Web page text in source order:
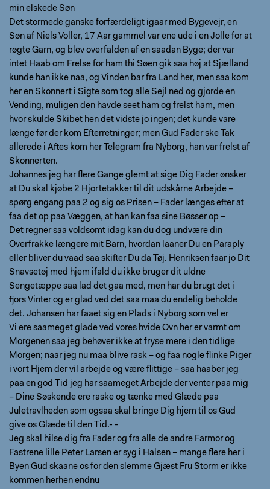
min elskede Søn
Det stormede ganske forfærdeligt igaar med Bygevejr, en
Søn af Niels Voller, 17 Aar gammel var ene ude i en Jolle for at
røgte Garn, og blev overfalden af en saadan Byge; der var
intet Haab om Frelse for ham thi Søen gik saa høj at Sjælland
kunde han ikke naa, og Vinden bar fra Land her, men saa kom
her en Skonnert i Sigte som tog alle Sejl ned og gjorde en
Vending, muligen den havde seet ham og frelst ham, men
hvor skulde Skibet hen det vidste jo ingen; det kunde vare
længe før der kom Efterretninger; men Gud Fader ske Tak
allerede i Aftes kom her Telegram fra Nyborg, han var frelst af
Skonnerten.
Johannes jeg har flere Gange glemt at sige Dig Fader ønsker
at Du skal kjøbe 2 Hjortetakker til dit udskårne Arbejde –
spørg engang paa 2 og sig os Prisen – Fader længes efter at
faa det op paa Væggen, at han kan faa sine Bøsser op –
Det regner saa voldsomt idag kan du dog undvære din
Overfrakke længere mit Barn, hvordan laaner Du en Paraply
eller bliver du vaad saa skifter Du da Tøj. Henriksen faar jo Dit
Snavsetøj med hjem ifald du ikke bruger dit uldne
Sengetæppe saa lad det gaa med, men har du brugt det i
fjors Vinter og er glad ved det saa maa du endelig beholde
det. Johansen har faaet sig en Plads i Nyborg som vel er
Vi ere saameget glade ved vores hvide Ovn her er varmt om
Morgenen saa jeg behøver ikke at fryse mere i den tidlige
Morgen; naar jeg nu maa blive rask – og faa nogle flinke Piger
i vort Hjem der vil arbejde og være flittige – saa haaber jeg
paa en god Tid jeg har saameget Arbejde der venter paa mig
– Dine Søskende ere raske og tænke med Glæde paa
Juletravlheden som ogsaa skal bringe Dig hjem til os Gud
give os Glæde til den Tid.- -
Jeg skal hilse dig fra Fader og fra alle de andre Farmor og
Fastrene lille Peter Larsen er syg i Halsen – mange flere her i
Byen Gud skaane os for den slemme Gjæst Fru Storm er ikke
kommen herhen endnu